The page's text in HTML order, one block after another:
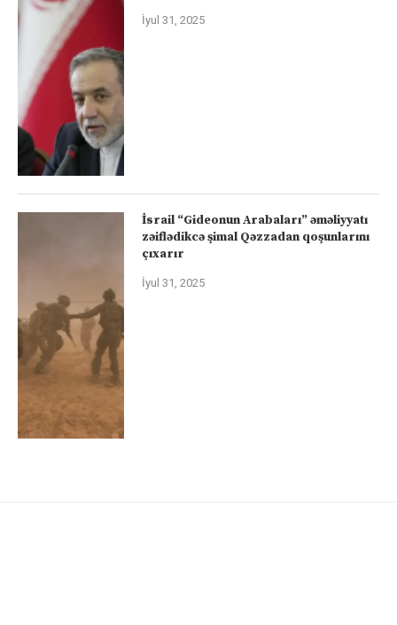
İyul 31, 2025
İsrail “Gideonun Arabaları” əməliyyatı
zəiflədikcə şimal Qəzzadan qoşunlarını
çıxarır
İyul 31, 2025